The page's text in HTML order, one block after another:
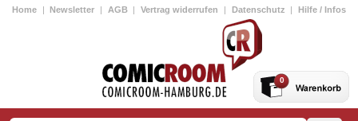
Home | Newsletter | AGB | Vertrag widerrufen | Datenschutz | Hilfe / Infos
0